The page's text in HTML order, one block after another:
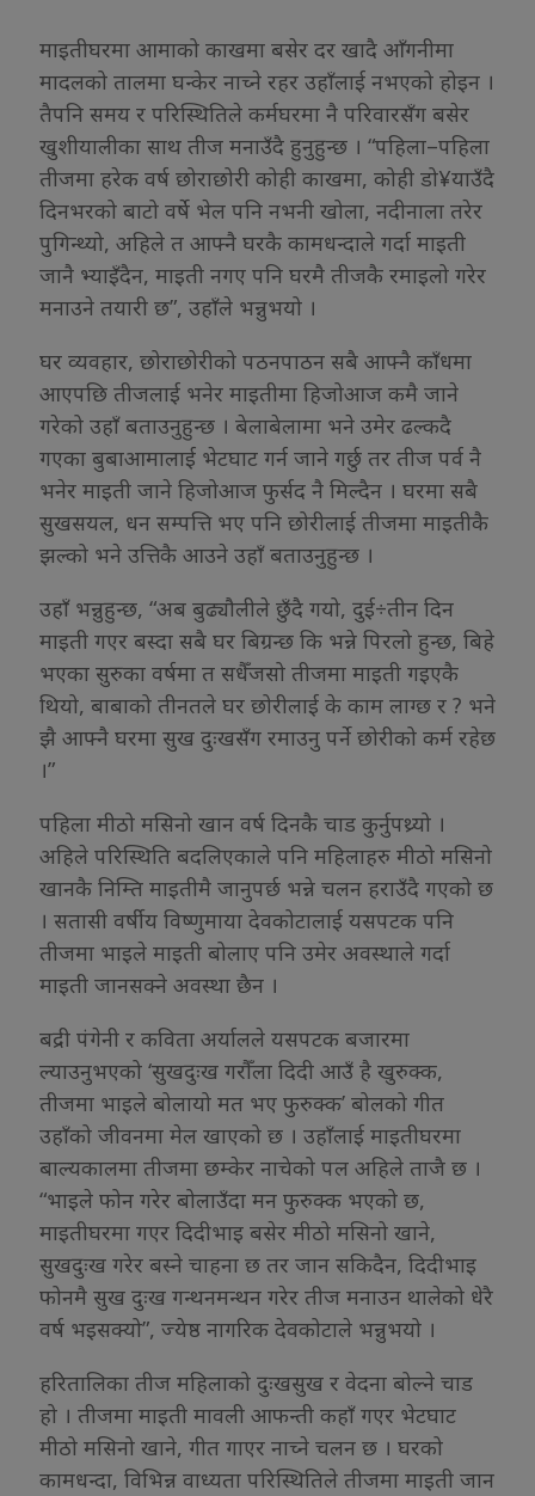
माइतीघरमा आमाको काखमा बसेर दर खादै आँगनीमा
मादलको तालमा घन्केर नाच्ने रहर उहाँलाई नभएको होइन ।
तैपनि समय र परिस्थितिले कर्मघरमा नै परिवारसँग बसेर
खुशीयालीका साथ तीज मनाउँदै हुनुहुन्छ । “पहिला–पहिला
तीजमा हरेक वर्ष छोराछोरी कोही काखमा, कोही डो¥याउँदै
दिनभरको बाटो वर्षे भेल पनि नभनी खोला, नदीनाला तरेर
पुगिन्थ्यो, अहिले त आफ्नै घरकै कामधन्दाले गर्दा माइती
जानै भ्याइँदैन, माइती नगए पनि घरमै तीजकै रमाइलो गरेर
मनाउने तयारी छ”, उहाँले भन्नुभयो ।
घर व्यवहार, छोराछोरीको पठनपाठन सबै आफ्नै काँधमा
आएपछि तीजलाई भनेर माइतीमा हिजोआज कमै जाने
गरेको उहाँ बताउनुहुन्छ । बेलाबेलामा भने उमेर ढल्कदै
गएका बुबाआमालाई भेटघाट गर्न जाने गर्छु तर तीज पर्व नै
भनेर माइती जाने हिजोआज फुर्सद नै मिल्दैन । घरमा सबै
सुखसयल, धन सम्पत्ति भए पनि छोरीलाई तीजमा माइतीकै
झल्को भने उत्तिकै आउने उहाँ बताउनुहुन्छ ।
उहाँ भन्नुहुन्छ, “अब बुढ्यौलीले छुँदै गयो, दुई÷तीन दिन
माइती गएर बस्दा सबै घर बिग्रन्छ कि भन्ने पिरलो हुन्छ, बिहे
भएका सुरुका वर्षमा त सधैँजसो तीजमा माइती गइएकै
थियो, बाबाको तीनतले घर छोरीलाई के काम लाग्छ र ? भने
झै आफ्नै घरमा सुख दुःखसँग रमाउनु पर्ने छोरीको कर्म रहेछ
।”
पहिला मीठो मसिनो खान वर्ष दिनकै चाड कुर्नुपथ्र्यो ।
अहिले परिस्थिति बदलिएकाले पनि महिलाहरु मीठो मसिनो
खानकै निम्ति माइतीमै जानुपर्छ भन्ने चलन हराउँदै गएको छ
। सतासी वर्षीय विष्णुमाया देवकोटालाई यसपटक पनि
तीजमा भाइले माइती बोलाए पनि उमेर अवस्थाले गर्दा
माइती जानसक्ने अवस्था छैन ।
बद्री पंगेनी र कविता अर्यालले यसपटक बजारमा
ल्याउनुभएको ‘सुखदुःख गरौँला दिदी आउँ है खुरुक्क,
तीजमा भाइले बोलायो मत भए फुरुक्क’ बोलको गीत
उहाँको जीवनमा मेल खाएको छ । उहाँलाई माइतीघरमा
बाल्यकालमा तीजमा छम्केर नाचेको पल अहिले ताजै छ ।
“भाइले फोन गरेर बोलाउँदा मन फुरुक्क भएको छ,
माइतीघरमा गएर दिदीभाइ बसेर मीठो मसिनो खाने,
सुखदुःख गरेर बस्ने चाहना छ तर जान सकिदैन, दिदीभाइ
फोनमै सुख दुःख गन्थनमन्थन गरेर तीज मनाउन थालेको धेरै
वर्ष भइसक्यो”, ज्येष्ठ नागरिक देवकोटाले भन्नुभयो ।
हरितालिका तीज महिलाको दुःखसुख र वेदना बोल्ने चाड
हो । तीजमा माइती मावली आफन्ती कहाँ गएर भेटघाट
मीठो मसिनो खाने, गीत गाएर नाच्ने चलन छ । घरको
कामधन्दा, विभिन्न वाध्यता परिस्थितिले तीजमा माइती जान